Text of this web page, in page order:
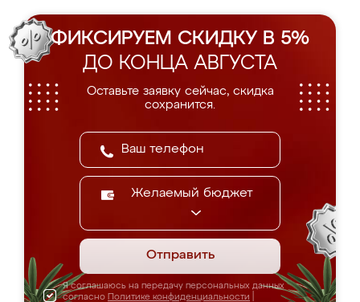
ФИКСИРУЕМ СКИДКУ В 5%
ДО КОНЦА АВГУСТА
Оставьте заявку сейчас, скидка
сохранится.
Желаемый бюджет
Отправить
Я соглашаюсь на передачу персональных данных
согласно Политике конфиденциальности